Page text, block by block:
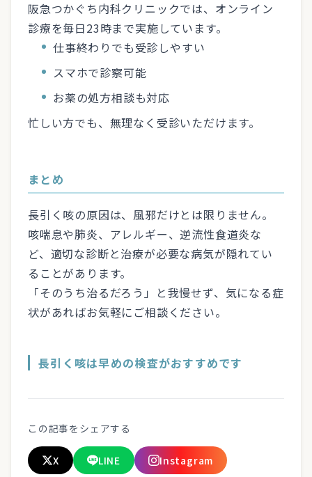
阪急つかぐち内科クリニックでは、オンライン
診療を毎日23時まで実施しています。
仕事終わりでも受診しやすい
スマホで診察可能
お薬の処方相談も対応
忙しい方でも、無理なく受診いただけます。
まとめ
長引く咳の原因は、風邪だけとは限りません。
咳喘息や肺炎、アレルギー、逆流性食道炎な
ど、適切な診断と治療が必要な病気が隠れてい
ることがあります。
「そのうち治るだろう」と我慢せず、気になる症
状があればお気軽にご相談ください。
長引く咳は早めの検査がおすすめです
この記事をシェアする
X LINE Instagram